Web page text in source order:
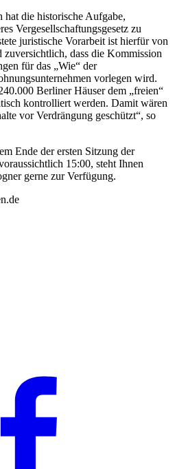
hat die historische Aufgabe,
Vergesellschaftungsgesetz zu
juristische Vorarbeit ist hierfür von
dass die Kommission
für das „Wie“ der
vorlegen wird.
Berliner Häuser dem „freien“
kontrolliert werden. Damit wären
vor Verdrängung geschützt“, so
Ende der ersten Sitzung der
15:00, steht Ihnen
gerne zur Verfügung.